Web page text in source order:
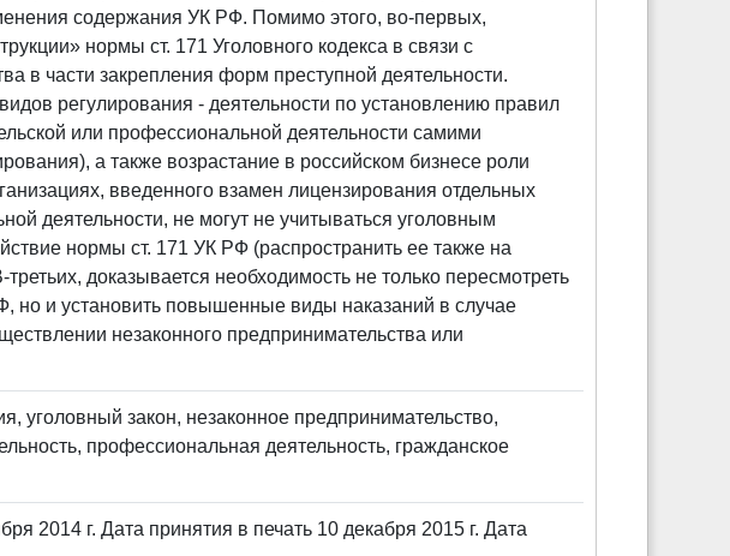
содержания УК РФ. Помимо этого, во-первых,
нормы ст. 171 Уголовного кодекса в связи с
в части закрепления форм преступной деятельности.
регулирования - деятельности по установлению правил
или профессиональной деятельности самими
а также возрастание в российском бизнесе роли
введенного взамен лицензирования отдельных
деятельности, не могут не учитываться уголовным
нормы ст. 171 УК РФ (распространить ее также на
доказывается необходимость не только пересмотреть
но и установить повышенные виды наказаний в случае
незаконного предпринимательства или
уголовный закон, незаконное предпринимательство,
профессиональная деятельность, гражданское
2014 г. Дата принятия в печать 10 декабря 2015 г. Дата